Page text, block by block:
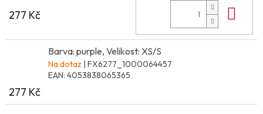
277 Kč
Barva: purple, Velikost: XS/S
Na dotaz | FX6277_1000064457
EAN: 4053838065365
277 Kč